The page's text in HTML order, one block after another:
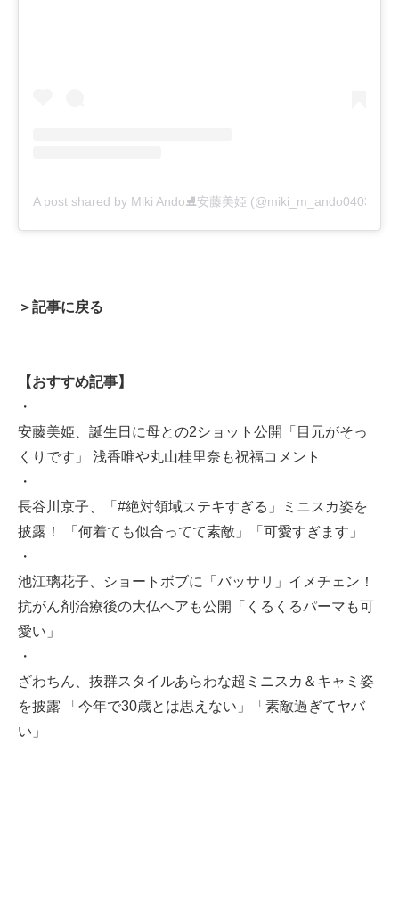
A post shared by Miki Ando⛸安藤美姫 (@miki_m_ando0403)
＞記事に戻る
【おすすめ記事】
・
安藤美姫、誕生日に母との2ショット公開「目元がそっ
くりです」 浅香唯や丸山桂里奈も祝福コメント
・
長谷川京子、「#絶対領域ステキすぎる」ミニスカ姿を
披露！ 「何着ても似合ってて素敵」「可愛すぎます」
・
池江璃花子、ショートボブに「バッサリ」イメチェン！
抗がん剤治療後の大仏ヘアも公開「くるくるパーマも可
愛い」
・
ざわちん、抜群スタイルあらわな超ミニスカ＆キャミ姿
を披露 「今年で30歳とは思えない」「素敵過ぎてヤバ
い」